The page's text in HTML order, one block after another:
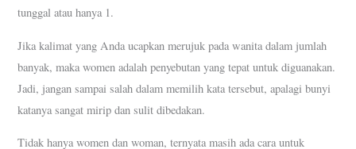
k
p
t
tunggal atau hanya 1.
Jika kalimat yang Anda ucapkan merujuk pada wanita dalam jumlah
banyak, maka women adalah penyebutan yang tepat untuk diguanakan.
Jadi, jangan sampai salah dalam memilih kata tersebut, apalagi bunyi
katanya sangat mirip dan sulit dibedakan.
Tidak hanya women dan woman, ternyata masih ada cara untuk